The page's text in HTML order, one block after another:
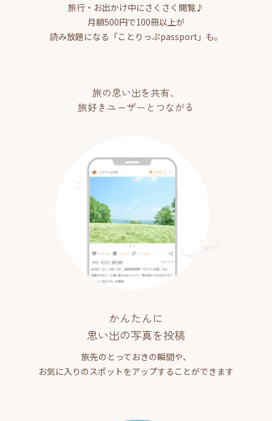
旅行・お出かけ中にさくさく閲覧♪
月額500円で100冊以上が
読み放題になる「ことりっぷpassport」も。
旅の思い出を共有、
旅好きユーザーとつながる
かんたんに
思い出の写真を投稿
旅先のとっておきの瞬間や、
お気に入りのスポットをアップすることができます